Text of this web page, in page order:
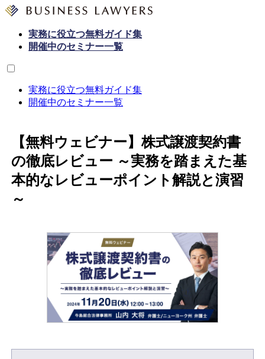
実務に役立つ無料ガイド集
開催中のセミナー一覧
実務に役立つ無料ガイド集
開催中のセミナー一覧
【無料ウェビナー】株式譲渡契約書
の徹底レビュー ～実務を踏まえた基
本的なレビューポイント解説と演習
～